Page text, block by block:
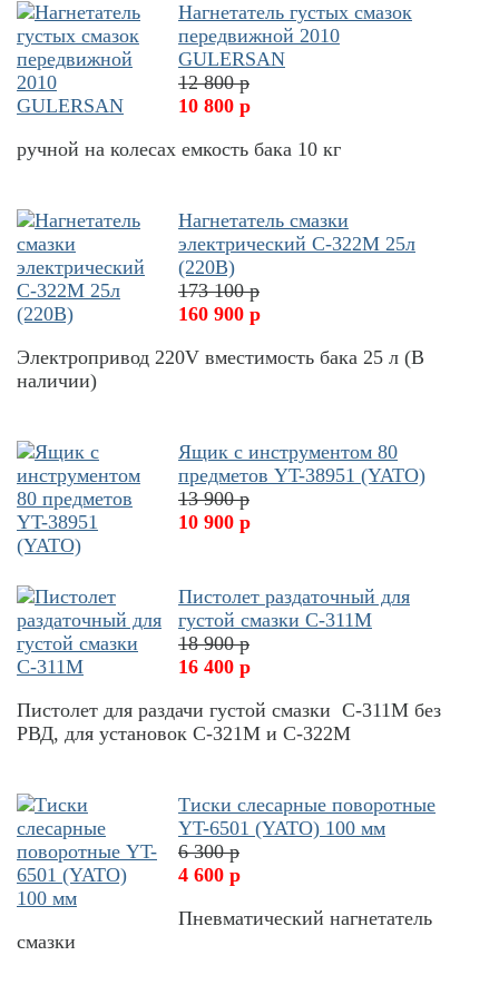
Нагнетатель густых смазок
передвижной 2010
GULERSAN
12 800 р
10 800 р
ручной на колесах емкость бака 10 кг
Нагнетатель смазки
электрический С-322М 25л
(220В)
173 100 р
160 900 р
Электропривод 220V вместимость бака 25 л (В
наличии)
Ящик с инструментом 80
предметов YT-38951 (YATO)
13 900 р
10 900 р
Пистолет раздаточный для
густой смазки С-311М
18 900 р
16 400 р
Пистолет для раздачи густой смазки С-311М без
РВД, для установок С-321М и С-322М
Тиски слесарные поворотные
YT-6501 (YATO) 100 мм
6 300 р
4 600 р
Пневматический нагнетатель
смазки